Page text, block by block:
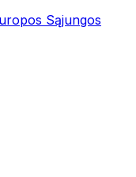
Sąjungos